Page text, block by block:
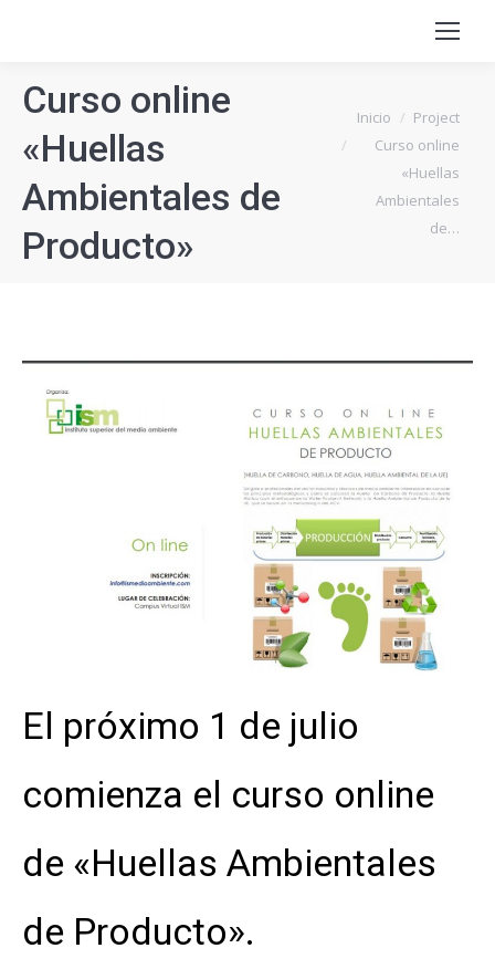
Curso online
«Huellas
Ambientales de
Producto»
Estás aquí:
Inicio
Project
Curso online
«Huellas
Ambientales
de…
El próximo 1 de julio
comienza el curso online
de «Huellas Ambientales
de Producto».